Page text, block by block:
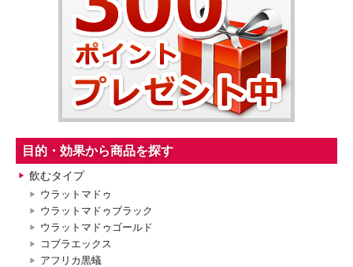
目的・効果から商品を探す
飲むタイプ
ウラットマドゥ
ウラットマドゥブラック
ウラットマドゥゴールド
コブラエックス
アフリカ黒蟻